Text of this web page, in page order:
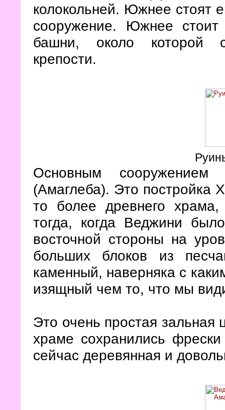
колокольней. Южнее стоят
сооружение. Южнее
башни, около которой
крепости.
Основным сооружением
(Амаглеба). Это постройка
то более древнего
тогда, когда Веджини
восточной стороны на
больших блоков из
каменный, наверняка с
изящный чем то, что мы
Это очень простая зальная
храме сохранились
сейчас деревянная и